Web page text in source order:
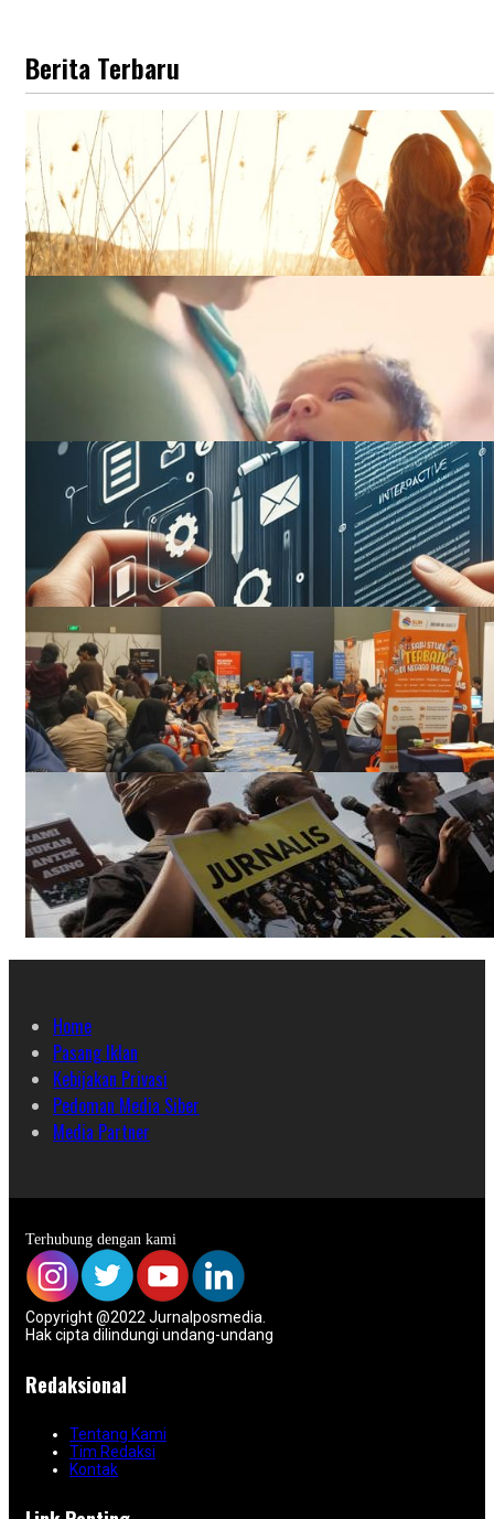
Berita Terbaru
Home
Pasang Iklan
Kebijakan Privasi
Pedoman Media Siber
Media Partner
Terhubung dengan kami
Copyright @2022 Jurnalposmedia.
Hak cipta dilindungi undang-undang
Redaksional
Tentang Kami
Tim Redaksi
Kontak